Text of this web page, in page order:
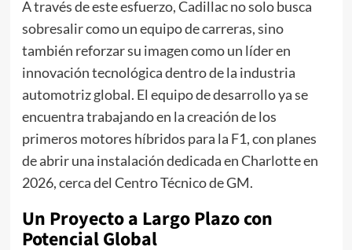
A través de este esfuerzo, Cadillac no solo busca
sobresalir como un equipo de carreras, sino
también reforzar su imagen como un líder en
innovación tecnológica dentro de la industria
automotriz global. El equipo de desarrollo ya se
encuentra trabajando en la creación de los
primeros motores híbridos para la F1, con planes
de abrir una instalación dedicada en Charlotte en
2026, cerca del Centro Técnico de GM.
Un Proyecto a Largo Plazo con
Potencial Global